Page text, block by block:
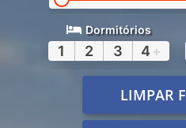
Dormitórios
1 2 3 4 +
LIMPAR